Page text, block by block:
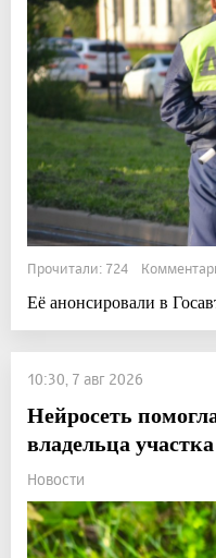
Прочитали: 724
Её анонсировали в
10:30, 7 авг 2026
Нейросеть
владельца участка
Новости